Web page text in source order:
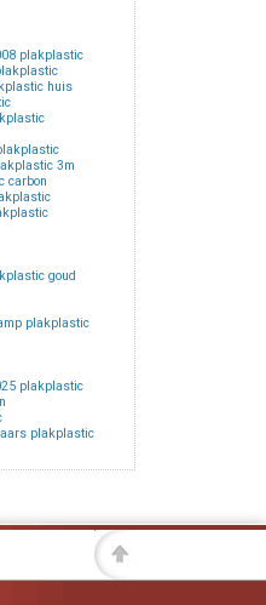
plakplastic
huis
3m
carbon
goud
plakplastic
plakplastic
plakplastic